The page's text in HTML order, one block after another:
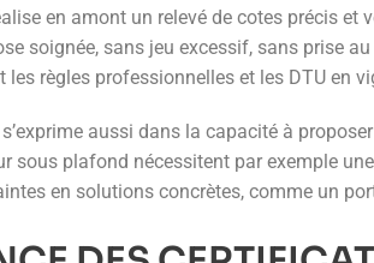
en amont un relevé de cotes précis
soignée, sans jeu excessif, sans prise
les règles professionnelles et les DTU
aussi dans la capacité à
sous plafond nécessitent par exemple
en solutions concrètes, comme un